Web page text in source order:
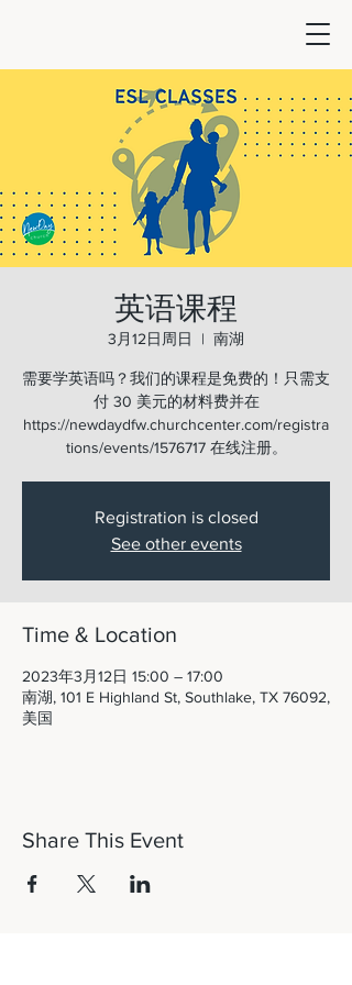
英语课程
3月12日周日
  |
南湖
需要学英语吗？我们的课程是免费的！只需支
付 30 美元的材料费并在
https://newdaydfw.churchcenter.com/registra
tions/events/1576717 在线注册。
Registration is closed
See other events
Time & Location
2023年3月12日 15:00 – 17:00
南湖, 101 E Highland St, Southlake, TX 76092,
美国
Share This Event